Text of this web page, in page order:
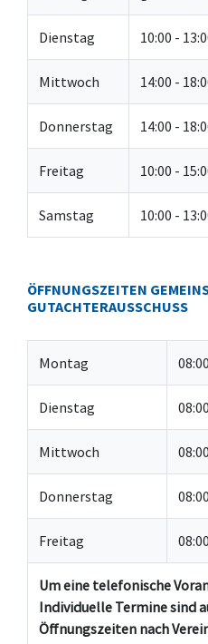
Dienstag 10:00 -
Mittwoch 14:00 -
Donnerstag 14:00 -
Freitag 10:00 -
Samstag 10:00 -
ÖFFNUNGSZEITEN
GUTACHTERAUSSCHUSS
Montag
Dienstag
Mittwoch
Donnerstag
Freitag
Um eine telefonische
Individuelle Termine sind
Öffnungszeiten nach